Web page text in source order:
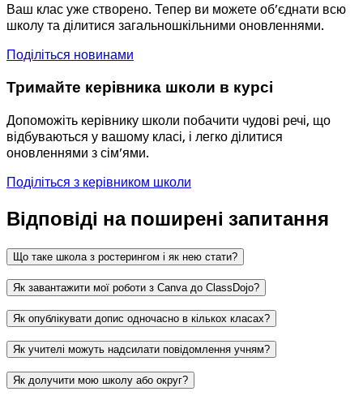
Ваш клас уже створено. Тепер ви можете об’єднати всю
школу та ділитися загальношкільними оновленнями.
Поділіться новинами
Тримайте керівника школи в курсі
Допоможіть керівнику школи побачити чудові речі, що
відбуваються у вашому класі, і легко ділитися
оновленнями з сім’ями.
Поділіться з керівником школи
Відповіді на поширені запитання
Що таке школа з ростерингом і як нею стати?
Як завантажити мої роботи з Canva до ClassDojo?
Натисніть значок Canva в редакторі допису.
Установіть прапорець, щоб увімкнути інтеграцію з
Як опублікувати допис одночасно в кількох класах?
Як учителі можуть надсилати повідомлення учням?
Як долучити мою школу або округ?